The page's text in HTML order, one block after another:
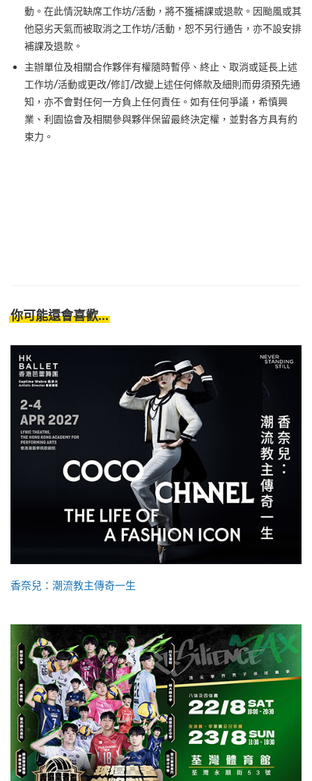
動。在此情況缺席工作坊/活動，將不獲補課或退款。因颱風或其
他惡劣天氣而被取消之工作坊/活動，恕不另行通告，亦不設安排
補課及退款。
主辦單位及相關合作夥伴有權隨時暫停、終止、取消或延長上述
工作坊/活動或更改/修訂/改變上述任何條款及細則而毋須預先通
知，亦不會對任何一方負上任何責任。如有任何爭議，希慎興
業、利園協會及相關參與夥伴保留最終決定權，並對各方具有約
束力。
你可能還會喜歡...
香奈兒：潮流教主傳奇一生